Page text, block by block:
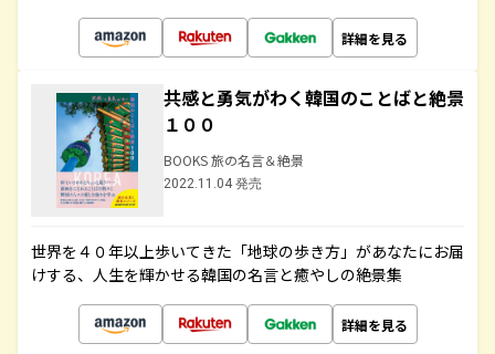
詳細を見る
共感と勇気がわく韓国のことばと絶景
１００
BOOKS 旅の名言＆絶景
2022.11.04 発売
世界を４０年以上歩いてきた「地球の歩き方」があなたにお届
けする、人生を輝かせる韓国の名言と癒やしの絶景集
詳細を見る